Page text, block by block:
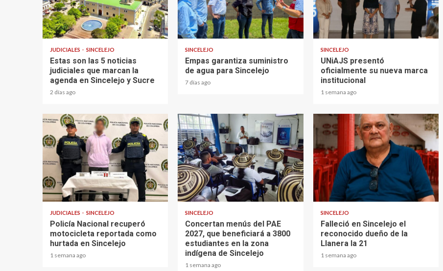
2 min read
JUDICIALES SINCELEJO
Estas son las 5 noticias
judiciales que marcan la
agenda en Sincelejo y Sucre
2 días ago
1 min read
SINCELEJO
Empas garantiza suministro
de agua para Sincelejo
7 días ago
2 min read
SINCELEJO
UNiAJS presentó
oficialmente su nueva marca
institucional
1 semana ago
1 min read
JUDICIALES SINCELEJO
Policía Nacional recuperó
motocicleta reportada como
hurtada en Sincelejo
1 semana ago
1 min read
SINCELEJO
Concertan menús del PAE
2027, que beneficiará a 3800
estudiantes en la zona
indígena de Sincelejo
1 semana ago
1 min read
SINCELEJO
Falleció en Sincelejo el
reconocido dueño de la
Llanera la 21
1 semana ago